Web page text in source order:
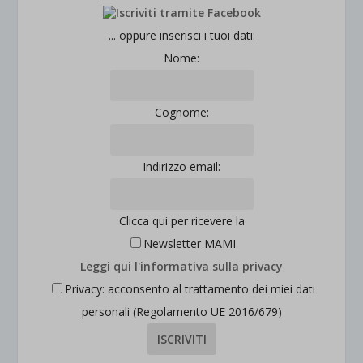
... oppure inserisci i tuoi dati:
Nome:
Cognome:
Indirizzo email:
Clicca qui per ricevere la
Newsletter MAMI
Leggi qui l'informativa sulla privacy
Privacy: acconsento al trattamento dei miei dati
personali (Regolamento UE 2016/679)
jetpackState[message]